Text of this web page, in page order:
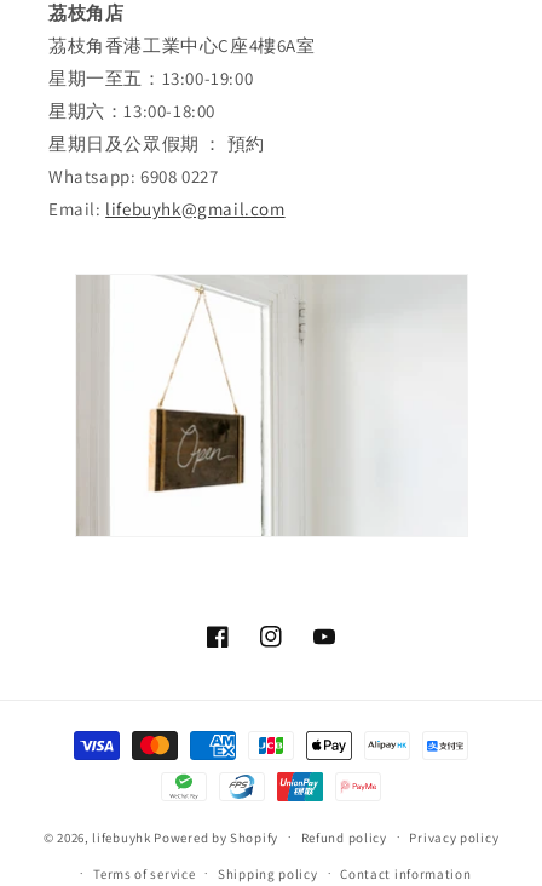
茘枝角店
茘枝角香港工業中心C座4樓6A室
星期一至五：13:00-19:00
星期六：13:00-18:00
星期日及公眾假期 ： 預約
Whatsapp: 6908 0227
Email: lifebuyhk@gmail.com
FacebookInstagramYouTube
Payment
methods
© 2026, lifebuyhk Powered by Shopify Refund policy Privacy policy
Terms of service Shipping policy Contact information